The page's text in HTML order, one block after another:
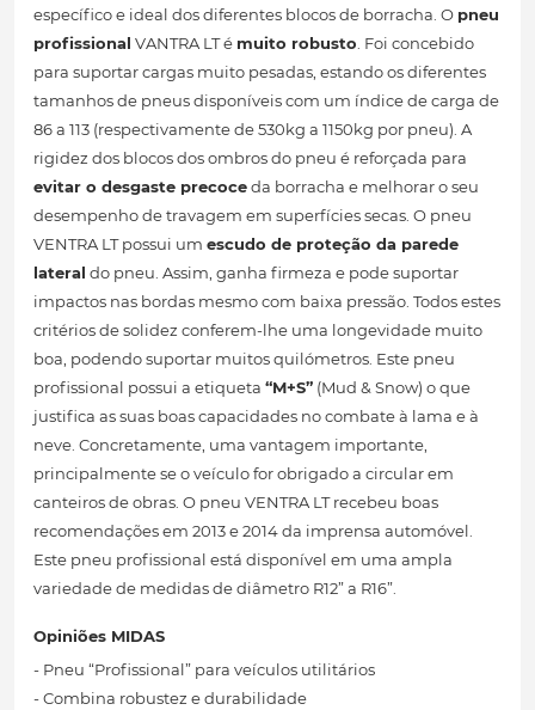
específico e ideal dos diferentes blocos de borracha. O pneu
profissional VANTRA LT é muito robusto. Foi concebido
para suportar cargas muito pesadas, estando os diferentes
tamanhos de pneus disponíveis com um índice de carga de
86 a 113 (respectivamente de 530kg a 1150kg por pneu). A
rigidez dos blocos dos ombros do pneu é reforçada para
evitar o desgaste precoceda borracha e melhorar o seu
desempenho de travagem em superfícies secas. O pneu
VENTRA LT possui um escudo de proteção da parede
lateral do pneu. Assim, ganha firmeza e pode suportar
impactos nas bordas mesmo com baixa pressão. Todos estes
critérios de solidez conferem-lhe uma longevidade muito
boa, podendo suportar muitos quilómetros. Este pneu
profissional possui a etiqueta “M+S” (Mud & Snow) o que
justifica as suas boas capacidades no combate à lama e à
neve. Concretamente, uma vantagem importante,
principalmente se o veículo for obrigado a circular em
canteiros de obras. O pneu VENTRA LT recebeu boas
recomendações em 2013 e 2014 da imprensa automóvel.
Este pneu profissional está disponível em uma ampla
variedade de medidas de diâmetro R12” a R16”.
Opiniões MIDAS
- Pneu “Profissional” para veículos utilitários
- Combina robustez e durabilidade